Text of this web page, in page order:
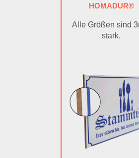
HOMADUR®
Alle Größen sind
stark.